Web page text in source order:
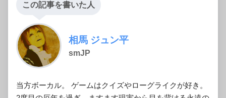
この記事を書いた人
相馬 ジュン平
smJP
当方ボーカル。 ゲームはクイズやローグライクが好き。